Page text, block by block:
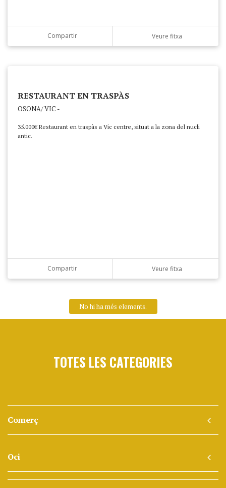
Compartir Veure fitxa
RESTAURANT EN TRASPÀS
OSONA/ VIC -
35.000€ Restaurant en traspàs a Vic centre, situat a la zona del nucli
antic.
Compartir Veure fitxa
No hi ha més elements.
TOTES LES CATEGORIES
Comerç
Oci